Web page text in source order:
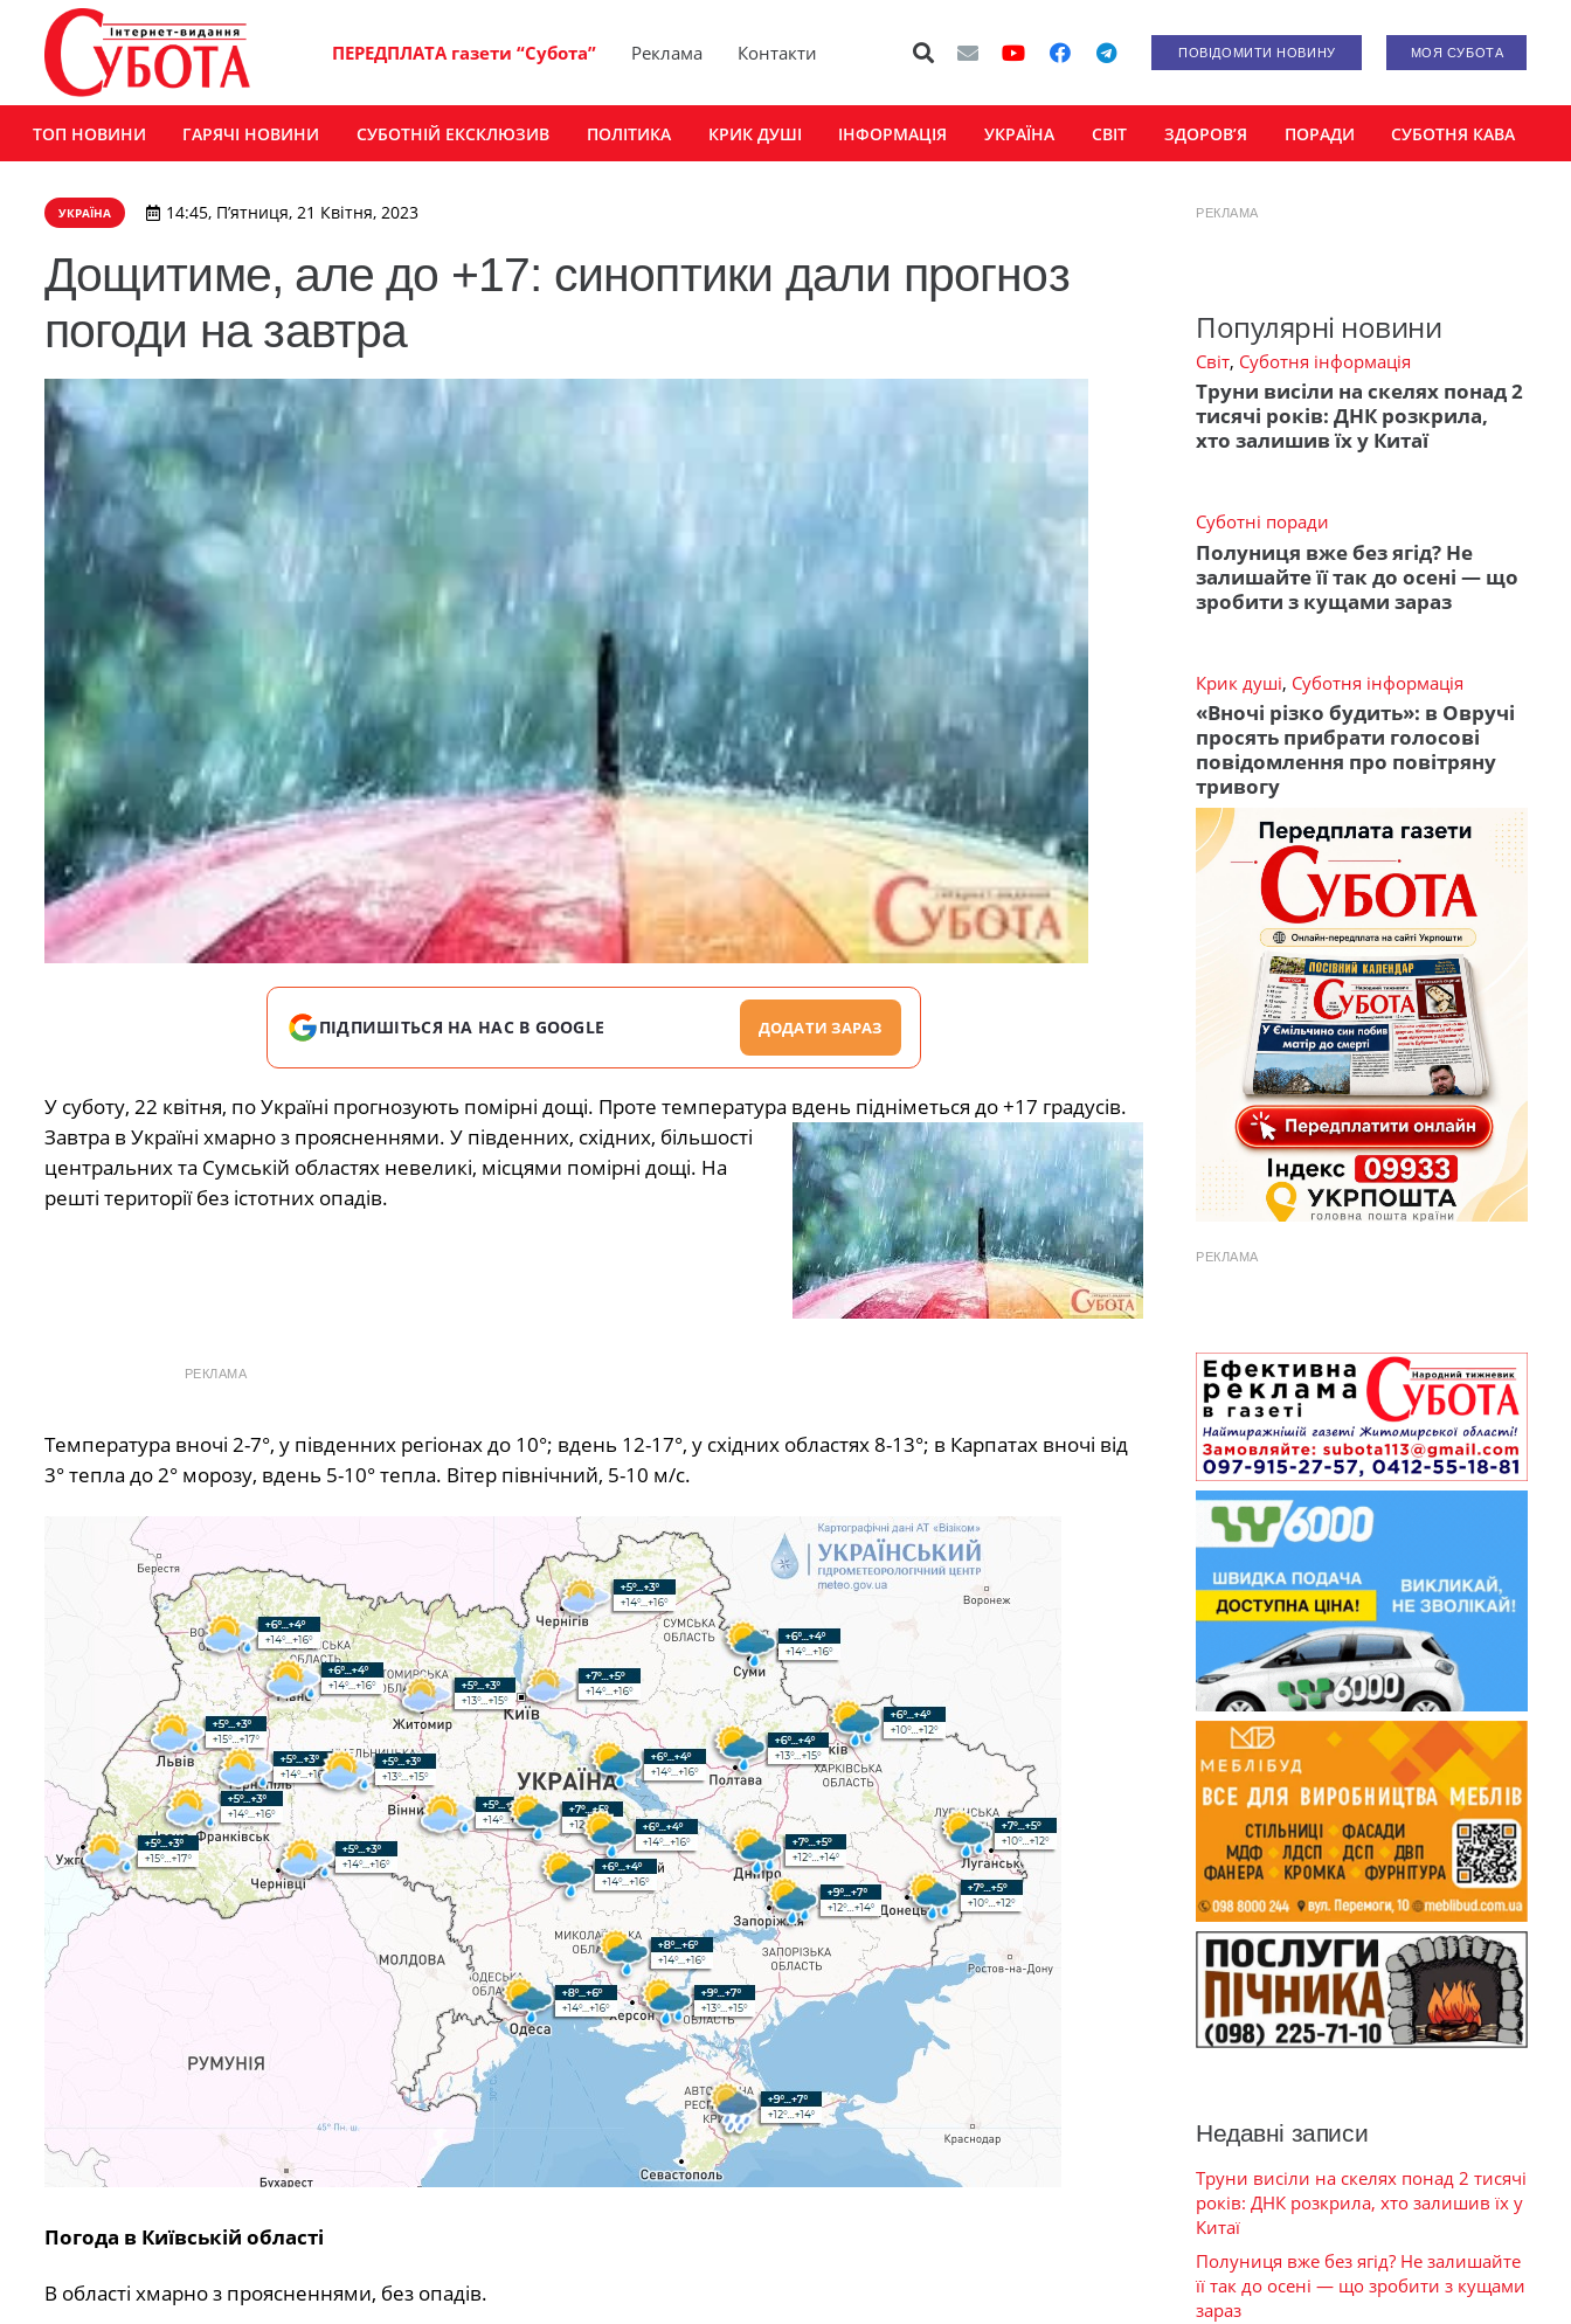
ПЕРЕДПЛАТА газети “Субота” Реклама Контакти ПОВІДОМИТИ НОВИНУ МОЯ СУБОТА
ТОП НОВИНИ ГАРЯЧІ НОВИНИ СУБОТНІЙ ЕКСКЛЮЗИВ ПОЛІТИКА КРИК ДУШІ ІНФОРМАЦІЯ УКРАЇНА СВІТ ЗДОРОВ’Я ПОРАДИ СУБОТНЯ КАВА
УКРАЇНА 14:45, П’ятниця, 21 Квітня, 2023
Дощитиме, але до +17: синоптики дали прогноз
погоди на завтра
ПІДПИШІТЬСЯ НА НАС В GOOGLE ДОДАТИ ЗАРАЗ
У суботу, 22 квітня, по Україні прогнозують помірні дощі. Проте температура вдень підніметься до +17 градусів.
Завтра в Україні хмарно з проясненнями. У південних, східних, більшості
центральних та Сумській областях невеликі, місцями помірні дощі. На
решті території без істотних опадів.
РЕКЛАМА
Температура вночі 2-7°, у південних регіонах до 10°; вдень 12-17°, у східних областях 8-13°; в Карпатах вночі від
3° тепла до 2° морозу, вдень 5-10° тепла. Вітер північний, 5-10 м/с.
Погода в Київській області
В області хмарно з проясненнями, без опадів.
РЕКЛАМА
Популярні новини
Світ, Суботня інформація
Труни висіли на скелях понад 2
тисячі років: ДНК розкрила,
хто залишив їх у Китаї
Суботні поради
Полуниця вже без ягід? Не
залишайте її так до осені — що
зробити з кущами зараз
Крик душі, Суботня інформація
«Вночі різко будить»: в Овручі
просять прибрати голосові
повідомлення про повітряну
тривогу
РЕКЛАМА
Недавні записи
Труни висіли на скелях понад 2 тисячі
років: ДНК розкрила, хто залишив їх у
Китаї
Полуниця вже без ягід? Не залишайте
її так до осені — що зробити з кущами
зараз